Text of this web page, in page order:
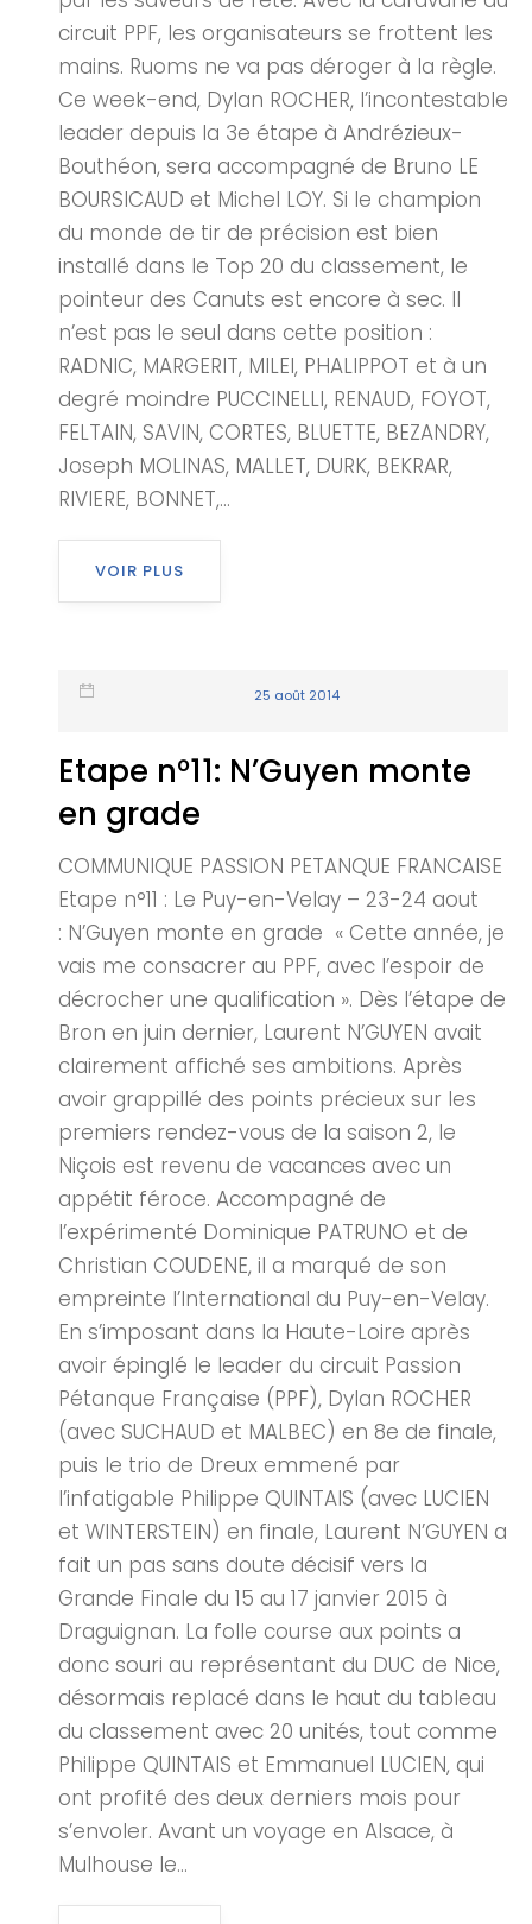
circuit PPF, les organisateurs se frottent les
mains. Ruoms ne va pas déroger à la règle.
Ce week-end, Dylan ROCHER, l’incontestable
leader depuis la 3e étape à Andrézieux-
Bouthéon, sera accompagné de Bruno LE
BOURSICAUD et Michel LOY. Si le champion
du monde de tir de précision est bien
installé dans le Top 20 du classement, le
pointeur des Canuts est encore à sec. Il
n’est pas le seul dans cette position :
RADNIC, MARGERIT, MILEI, PHALIPPOT et à un
degré moindre PUCCINELLI, RENAUD, FOYOT,
FELTAIN, SAVIN, CORTES, BLUETTE, BEZANDRY,
Joseph MOLINAS, MALLET, DURK, BEKRAR,
RIVIERE, BONNET,...
VOIR PLUS
25 août 2014
Etape n°11: N’Guyen monte
en grade
COMMUNIQUE PASSION PETANQUE FRANCAISE
Etape n°11 : Le Puy-en-Velay – 23-24 aout
: N’Guyen monte en grade « Cette année, je
vais me consacrer au PPF, avec l’espoir de
décrocher une qualification ». Dès l’étape de
Bron en juin dernier, Laurent N’GUYEN avait
clairement affiché ses ambitions. Après
avoir grappillé des points précieux sur les
premiers rendez-vous de la saison 2, le
Niçois est revenu de vacances avec un
appétit féroce. Accompagné de
l’expérimenté Dominique PATRUNO et de
Christian COUDENE, il a marqué de son
empreinte l’International du Puy-en-Velay.
En s’imposant dans la Haute-Loire après
avoir épinglé le leader du circuit Passion
Pétanque Française (PPF), Dylan ROCHER
(avec SUCHAUD et MALBEC) en 8e de finale,
puis le trio de Dreux emmené par
l’infatigable Philippe QUINTAIS (avec LUCIEN
et WINTERSTEIN) en finale, Laurent N’GUYEN a
fait un pas sans doute décisif vers la
Grande Finale du 15 au 17 janvier 2015 à
Draguignan. La folle course aux points a
donc souri au représentant du DUC de Nice,
désormais replacé dans le haut du tableau
du classement avec 20 unités, tout comme
Philippe QUINTAIS et Emmanuel LUCIEN, qui
ont profité des deux derniers mois pour
s’envoler. Avant un voyage en Alsace, à
Mulhouse le...